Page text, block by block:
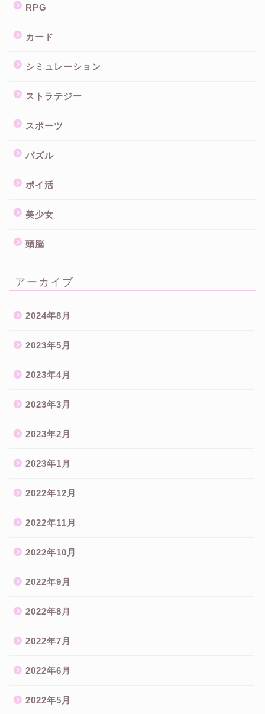
RPG
カード
シミュレーション
ストラテジー
スポーツ
パズル
ポイ活
美少女
頭脳
アーカイブ
2024年8月
2023年5月
2023年4月
2023年3月
2023年2月
2023年1月
2022年12月
2022年11月
2022年10月
2022年9月
2022年8月
2022年7月
2022年6月
2022年5月